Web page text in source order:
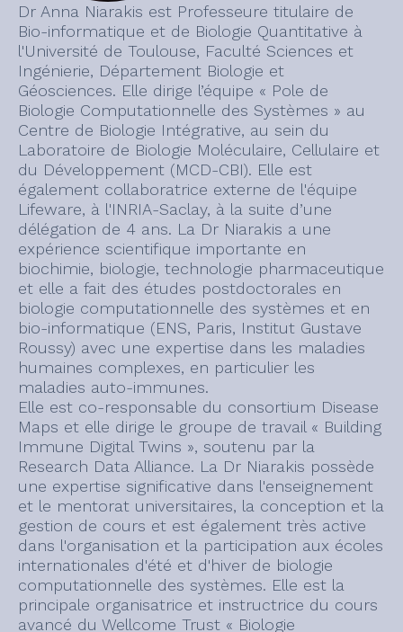
Dr Anna Niarakis est Professeure titulaire de
Bio-informatique et de Biologie Quantitative à
l'Université de Toulouse, Faculté Sciences et
Ingénierie, Département Biologie et
Géosciences. Elle dirige l’équipe « Pole de
Biologie Computationnelle des Systèmes » au
Centre de Biologie Intégrative, au sein du
Laboratoire de Biologie Moléculaire, Cellulaire et
du Développement (MCD-CBI). Elle est
également collaboratrice externe de l'équipe
Lifeware, à l'INRIA-Saclay, à la suite d’une
délégation de 4 ans. La Dr Niarakis a une
expérience scientifique importante en
biochimie, biologie, technologie pharmaceutique
et elle a fait des études postdoctorales en
biologie computationnelle des systèmes et en
bio-informatique (ENS, Paris, Institut Gustave
Roussy) avec une expertise dans les maladies
humaines complexes, en particulier les
maladies auto-immunes.
Elle est co-responsable du consortium Disease
Maps et elle dirige le groupe de travail « Building
Immune Digital Twins », soutenu par la
Research Data Alliance. La Dr Niarakis possède
une expertise significative dans l'enseignement
et le mentorat universitaires, la conception et la
gestion de cours et est également très active
dans l'organisation et la participation aux écoles
internationales d'été et d'hiver de biologie
computationnelle des systèmes. Elle est la
principale organisatrice et instructrice du cours
avancé du Wellcome Trust « Biologie